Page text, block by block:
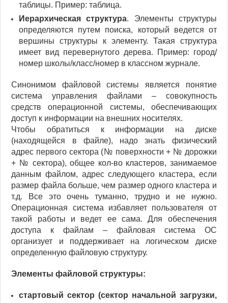
таблицы. Пример: таблица.
Иерархическая структура. Элементы структуры
определяются путем поиска, который ведется от
вершины структуры к элементу. Такая структура
имеет вид перевернутого дерева. Пример: город/
номер школы/класс/номер в классном журнале.
Синонимом файловой системы является понятие
система управления файлами – совокупность
средств операционной системы, обеспечивающих
доступ к информации на внешних носителях.
Чтобы обратиться к информации на диске
(находящейся в файле), надо знать физический
адрес первого сектора (№ поверхности + № дорожки
+ № сектора), общее кол-во кластеров, занимаемое
данным файлом, адрес следующего кластера, если
размер файла больше, чем размер одного кластера и
т.д. Все это очень туманно, трудно и не нужно.
Операционная система избавляет пользователя от
такой работы и ведет ее сама. Для обеспечения
доступа к файлам – файловая система ОС
организует и поддерживает на логическом диске
определенную файловую структуру.
Элементы файловой структуры:
стартовый сектор (сектор начальной загрузки,